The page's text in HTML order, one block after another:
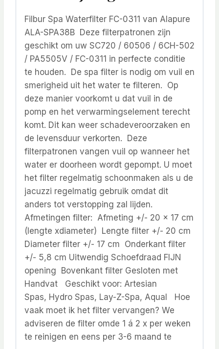
Filbur Spa Waterfilter FC-0311 van Alapure
ALA-SPA38B Deze filterpatronen zijn
geschikt om uw SC720 / 60506 / 6CH-502
/ PA5505V / FC-0311 in perfecte conditie
te houden. De spa filter is nodig om vuil en
smerigheid uit het water te filteren. Op
deze manier voorkomt u dat vuil in de
pomp en het verwarmingselement terecht
komt. Dit kan weer schadeveroorzaken en
de levensduur verkorten. Deze
filterpatronen vangen vuil op wanneer het
water er doorheen wordt gepompt. U moet
het filter regelmatig schoonmaken als u de
jacuzzi regelmatig gebruik omdat dit
anders tot verstopping zal lijden.
Afmetingen filter: Afmeting +/- 20 x 17 cm
(lengte xdiameter) Lengte filter +/- 20 cm
Diameter filter +/- 17 cm Onderkant filter
+/- 5,8 cm Uitwendig Schoefdraad FIJN
opening Bovenkant filter Gesloten met
Handvat Geschikt voor: Artesian
Spas, Hydro Spas, Lay-Z-Spa, Aqual Hoe
vaak moet ik het filter vervangen? We
adviseren de filter omde 1 á 2 x per weken
te reinigen en eens per 3-6 maand te